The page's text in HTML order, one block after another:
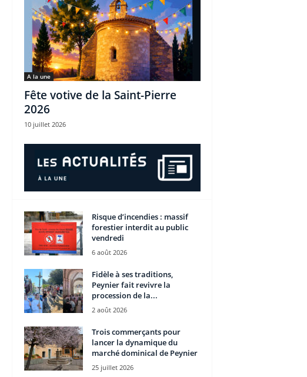
A la une
Fête votive de la Saint-Pierre
2026
10 juillet 2026
Risque d’incendies : massif
forestier interdit au public
vendredi
6 août 2026
Fidèle à ses traditions,
Peynier fait revivre la
procession de la...
2 août 2026
Trois commerçants pour
lancer la dynamique du
marché dominical de Peynier
25 juillet 2026